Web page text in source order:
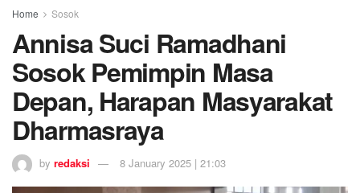
Home Sosok
Annisa Suci Ramadhani
Sosok Pemimpin Masa
Depan, Harapan Masyarakat
Dharmasraya
by redaksi 8 January 2025 | 21:03